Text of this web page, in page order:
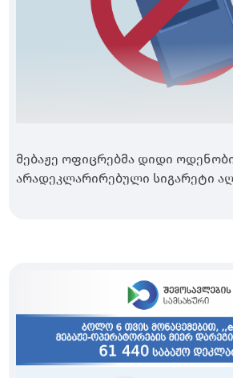
მებაჟე ოფიცრებმა დიდი
არადეკლარირებული სიგარეტი